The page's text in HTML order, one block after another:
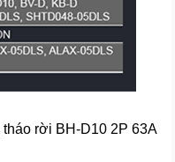
rời BH-D10 2P 63A